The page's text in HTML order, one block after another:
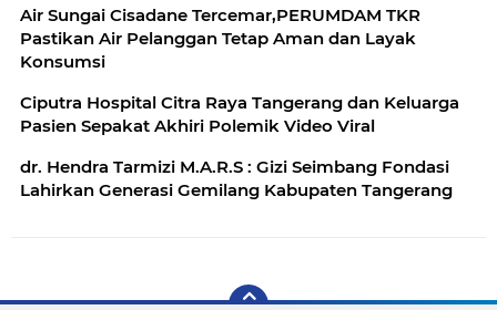
Air Sungai Cisadane Tercemar,PERUMDAM TKR
Pastikan Air Pelanggan Tetap Aman dan Layak
Konsumsi
Ciputra Hospital Citra Raya Tangerang dan Keluarga
Pasien Sepakat Akhiri Polemik Video Viral
dr. Hendra Tarmizi M.A.R.S : Gizi Seimbang Fondasi
Lahirkan Generasi Gemilang Kabupaten Tangerang